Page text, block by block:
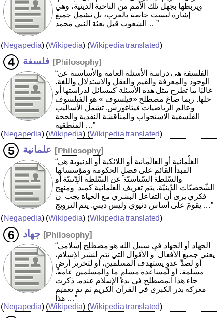
ويربطها بجهل تلك الأمم من الناحية الدينية، وهي
إشارة ليست خاصة بالعرب، بل تشمل جميع
الشعوب قبل بعثة النبي محمد …”
(Negapedia) (Wikipedia) (Wikipedia translated)
فلسفة [Philosophy]
“الفلسفة هي دراسة الأسئلة العامة والأساسية عن
الوجود والمعرفة والقيم والعقل والاستدلال واللغة.
غالبًا ما تطرح مثل هذه الأسئلة كمسائل لدراستها أو
حلها. ربما صاغ مصطلح «فيلسوف » هو الفيلسوف
وعالم الرياضيات فيثاغورس. تشمل الأساليب
الفلسفية الاستجواب والمناقشة النقدية والحجة
المنطقية …”
(Negapedia) (Wikipedia) (Wikipedia translated)
علمانية [Philosophy]
“العَلْمانية أو العالَمانية أو اللائكية أو الدنيوية هي
المبدأ القائم على فصلِ الحكومة ومؤسساتها
والسّلطة السّياسيّة عن السّلطة الدّينيّة أو
الشّخصيّات الدّينيّة. يتم تعريف العلمانية كمبدأ ومنهج
فكري يرى أن التفاعل البشري مع الحياة يجب أن
يقومَ على أساس دنيوي وليس ديني. يتم الترويج …”
(Negapedia) (Wikipedia) (Wikipedia translated)
جهاد [Philosophy]
“الجهاد أو الجهاد في سبيل الله هو مصطلح إسلامي
يعني جميع الأفعال أو الأقوال التي تتم لنشر الإسلام،
أو لصدِّ عدوٍ يستهدف المسلمين، أو لتحرير أرضٍ
مسلمة، أو لمساعدة مسلمٍ ما والمسلمين عامة.
جاء هذا المصطلح في بدء الإسلام عندما ذكرت
معركة بدر الكبرى في القرآن الكريم ثم تم تعميم
هذا …”
(Negapedia) (Wikipedia) (Wikipedia translated)